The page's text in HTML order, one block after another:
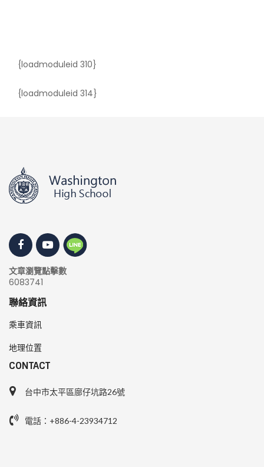
{loadmoduleid 310}
{loadmoduleid 314}
文章瀏覽點擊數
6083741
聯絡資訊
乘車資訊
地理位置
CONTACT
台中市太平區廍仔坑路26號
電話：+886-4-23934712